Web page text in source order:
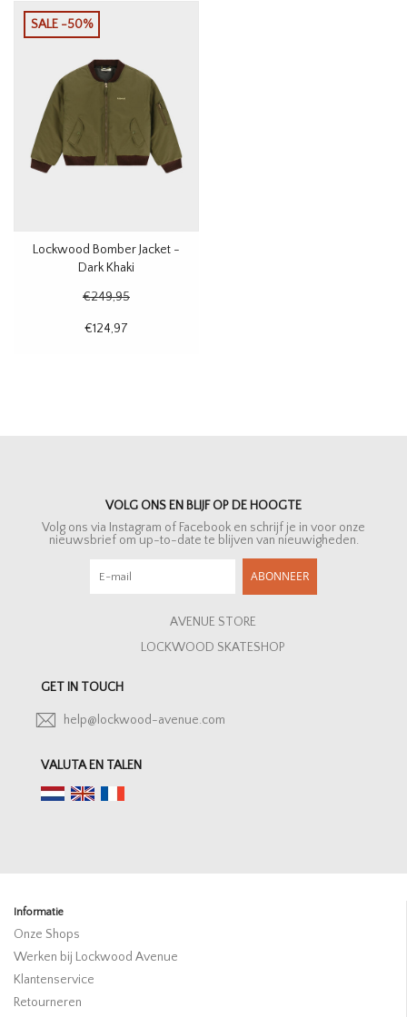
SALE -50%
Lockwood Bomber Jacket -
Dark Khaki
€249,95
€124,97
VOLG ONS EN BLIJF OP DE HOOGTE
Volg ons via Instagram of Facebook en schrijf je in voor onze
nieuwsbrief om up-to-date te blijven van nieuwigheden.
ABONNEER
AVENUE STORE
LOCKWOOD SKATESHOP
GET IN TOUCH
help@lockwood-avenue.com
VALUTA EN TALEN
Informatie
Onze Shops
Werken bij Lockwood Avenue
Klantenservice
Retourneren